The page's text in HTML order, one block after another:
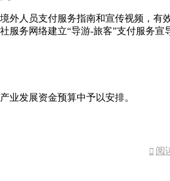
外人员支付服务指南和宣传视频，有
务网络建立“导游-旅客”支付服务宣
业发展资金预算中予以安排。
 阅